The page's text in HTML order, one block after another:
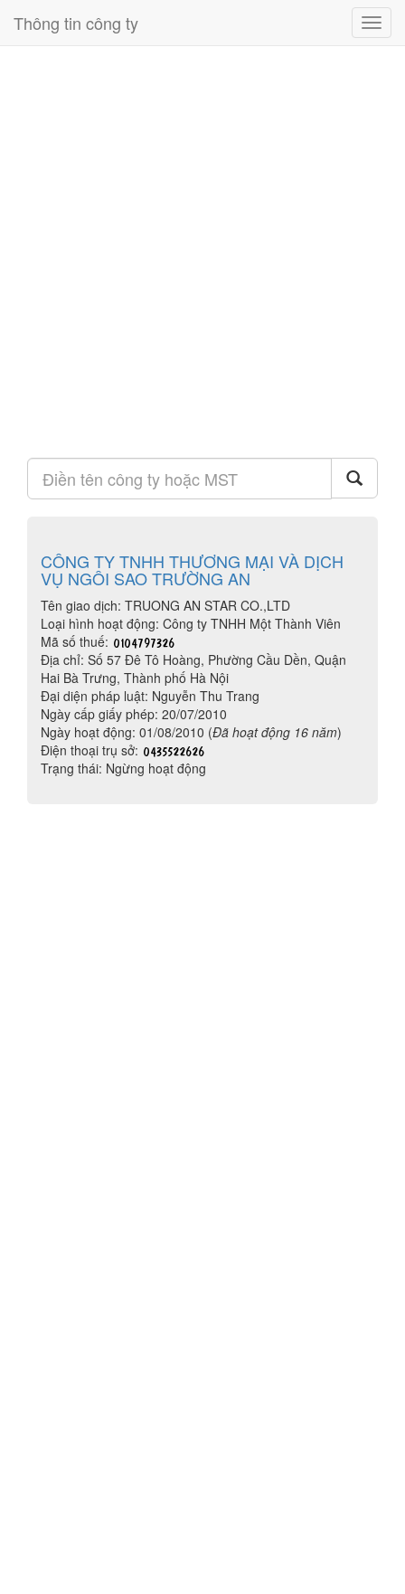
Thông tin công ty
CÔNG TY TNHH THƯƠNG MẠI VÀ DỊCH
VỤ NGÔI SAO TRƯỜNG AN
Tên giao dịch: TRUONG AN STAR CO.,LTD
Loại hình hoạt động: Công ty TNHH Một Thành Viên
Mã số thuế:
Địa chỉ: Số 57 Đê Tô Hoàng, Phường Cầu Dền, Quận
Hai Bà Trưng, Thành phố Hà Nội
Đại diện pháp luật: Nguyễn Thu Trang
Ngày cấp giấy phép: 20/07/2010
Ngày hoạt động: 01/08/2010 (Đã hoạt động 16 năm)
Điện thoại trụ sở:
Trạng thái: Ngừng hoạt động